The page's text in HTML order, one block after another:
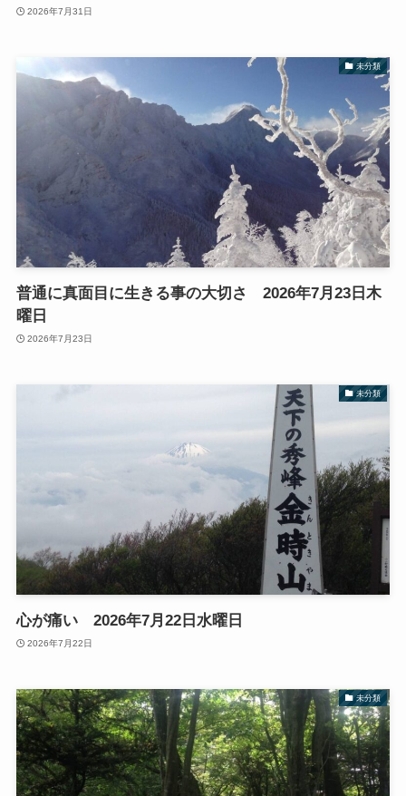
2026年7月31日
未分類
普通に真面目に生きる事の大切さ 2026年7月23日木
曜日
2026年7月23日
未分類
心が痛い 2026年7月22日水曜日
2026年7月22日
未分類